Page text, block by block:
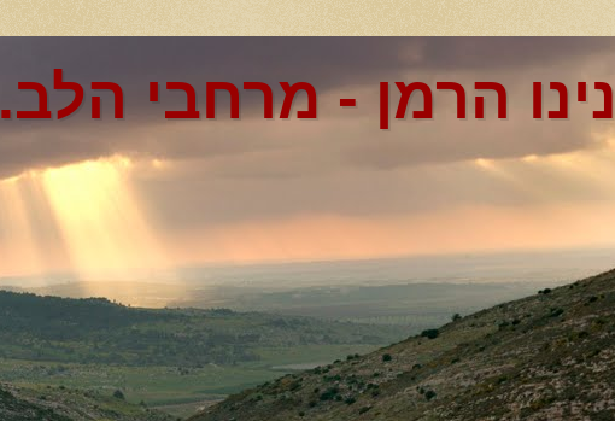
נינו הרמן - מרחבי הלב.